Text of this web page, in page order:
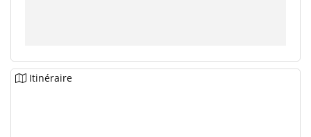
Itinéraire